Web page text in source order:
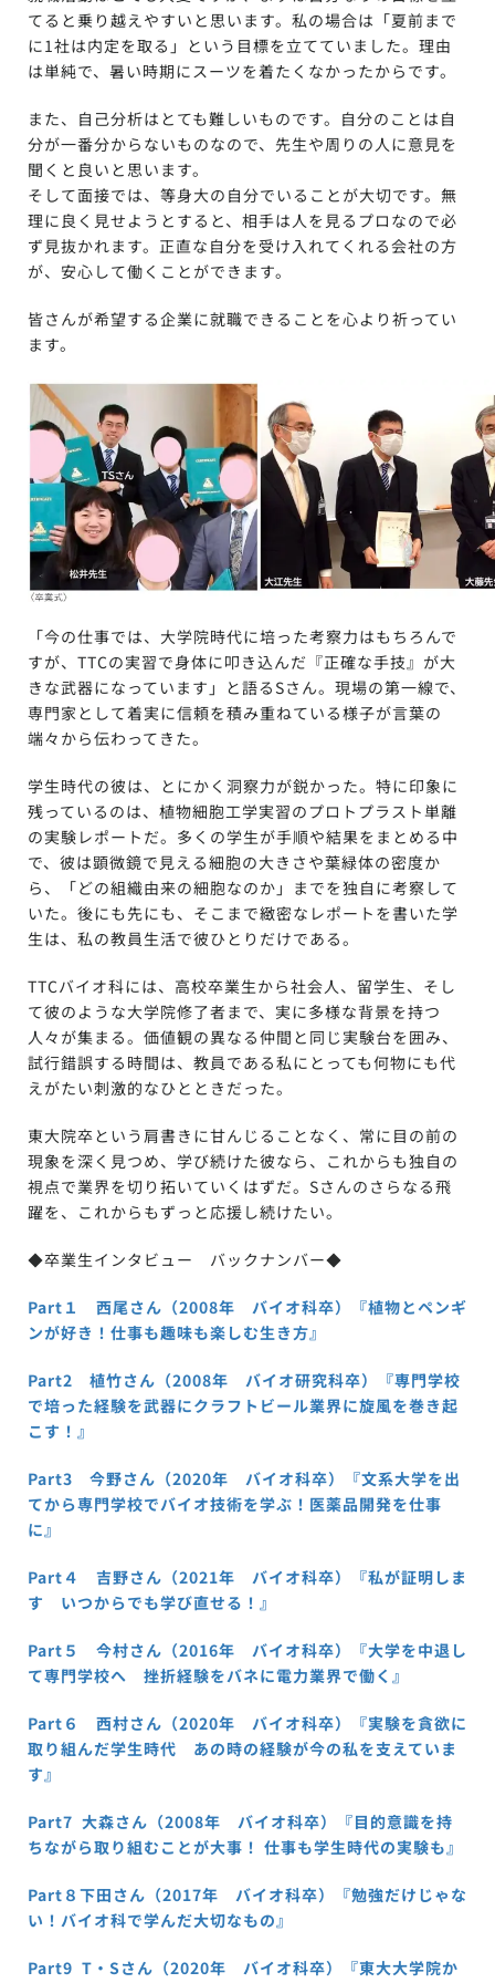
てると乗り越えやすいと思います。私の場合は「夏前まで
に1社は内定を取る」という目標を立てていました。理由
は単純で、暑い時期にスーツを着たくなかったからです。
また、自己分析はとても難しいものです。自分のことは自
分が一番分からないものなので、先生や周りの人に意見を
聞くと良いと思います。
そして面接では、等身大の自分でいることが大切です。無
理に良く見せようとすると、相手は人を見るプロなので必
ず見抜かれます。正直な自分を受け入れてくれる会社の方
が、安心して働くことができます。
皆さんが希望する企業に就職できることを心より祈ってい
ます。
「今の仕事では、大学院時代に培った考察力はもちろんで
すが、TTCの実習で身体に叩き込んだ『正確な手技』が大
きな武器になっています」と語るSさん。現場の第一線で、
専門家として着実に信頼を積み重ねている様子が言葉の
端々から伝わってきた。
学生時代の彼は、とにかく洞察力が鋭かった。特に印象に
残っているのは、植物細胞工学実習のプロトプラスト単離
の実験レポートだ。多くの学生が手順や結果をまとめる中
で、彼は顕微鏡で見える細胞の大きさや葉緑体の密度か
ら、「どの組織由来の細胞なのか」までを独自に考察して
いた。後にも先にも、そこまで緻密なレポートを書いた学
生は、私の教員生活で彼ひとりだけである。
TTCバイオ科には、高校卒業生から社会人、留学生、そし
て彼のような大学院修了者まで、実に多様な背景を持つ
人々が集まる。価値観の異なる仲間と同じ実験台を囲み、
試行錯誤する時間は、教員である私にとっても何物にも代
えがたい刺激的なひとときだった。
東大院卒という肩書きに甘んじることなく、常に目の前の
現象を深く見つめ、学び続けた彼なら、これからも独自の
視点で業界を切り拓いていくはずだ。Sさんのさらなる飛
躍を、これからもずっと応援し続けたい。
◆卒業生インタビュー バックナンバー◆
Part１ 西尾さん（2008年 バイオ科卒）『植物とペンギ
ンが好き！仕事も趣味も楽しむ生き方』
Part2 植竹さん（2008年 バイオ研究科卒）『専門学校
で培った経験を武器にクラフトビール業界に旋風を巻き起
こす！』
Part3 今野さん（2020年 バイオ科卒）『文系大学を出
てから専門学校でバイオ技術を学ぶ！医薬品開発を仕事
に』
Part４ 吉野さん（2021年 バイオ科卒）『私が証明しま
す いつからでも学び直せる！』
Part５ 今村さん（2016年 バイオ科卒）『大学を中退し
て専門学校へ 挫折経験をバネに電力業界で働く』
Part６ 西村さん（2020年 バイオ科卒）『実験を貪欲に
取り組んだ学生時代 あの時の経験が今の私を支えていま
す』
Part7 大森さん（2008年 バイオ科卒）『目的意識を持
ちながら取り組むことが大事！ 仕事も学生時代の実験も』
Part８下田さん（2017年 バイオ科卒）『勉強だけじゃな
い！バイオ科で学んだ大切なもの』
Part9 T・Sさん（2020年 バイオ科卒）『東大大学院か